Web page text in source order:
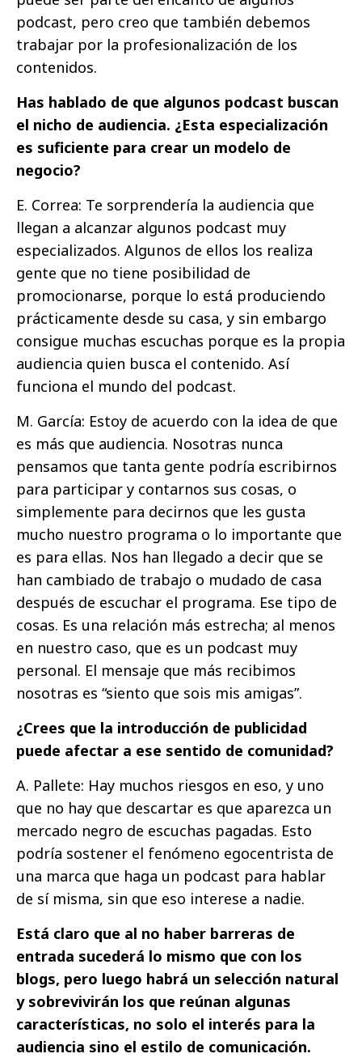
podcast, pero creo que también debemos
trabajar por la profesionalización de los
contenidos.
Has hablado de que algunos podcast buscan
el nicho de audiencia. ¿Esta especialización
es suficiente para crear un modelo de
negocio?
E. Correa: Te sorprendería la audiencia que
llegan a alcanzar algunos podcast muy
especializados. Algunos de ellos los realiza
gente que no tiene posibilidad de
promocionarse, porque lo está produciendo
prácticamente desde su casa, y sin embargo
consigue muchas escuchas porque es la propia
audiencia quien busca el contenido. Así
funciona el mundo del podcast.
M. García: Estoy de acuerdo con la idea de que
es más que audiencia. Nosotras nunca
pensamos que tanta gente podría escribirnos
para participar y contarnos sus cosas, o
simplemente para decirnos que les gusta
mucho nuestro programa o lo importante que
es para ellas. Nos han llegado a decir que se
han cambiado de trabajo o mudado de casa
después de escuchar el programa. Ese tipo de
cosas. Es una relación más estrecha; al menos
en nuestro caso, que es un podcast muy
personal. El mensaje que más recibimos
nosotras es “siento que sois mis amigas”.
¿Crees que la introducción de publicidad
puede afectar a ese sentido de comunidad?
A. Pallete: Hay muchos riesgos en eso, y uno
que no hay que descartar es que aparezca un
mercado negro de escuchas pagadas. Esto
podría sostener el fenómeno egocentrista de
una marca que haga un podcast para hablar
de sí misma, sin que eso interese a nadie.
Está claro que al no haber barreras de
entrada sucederá lo mismo que con los
blogs, pero luego habrá un selección natural
y sobrevivirán los que reúnan algunas
características, no solo el interés para la
audiencia sino el estilo de comunicación.